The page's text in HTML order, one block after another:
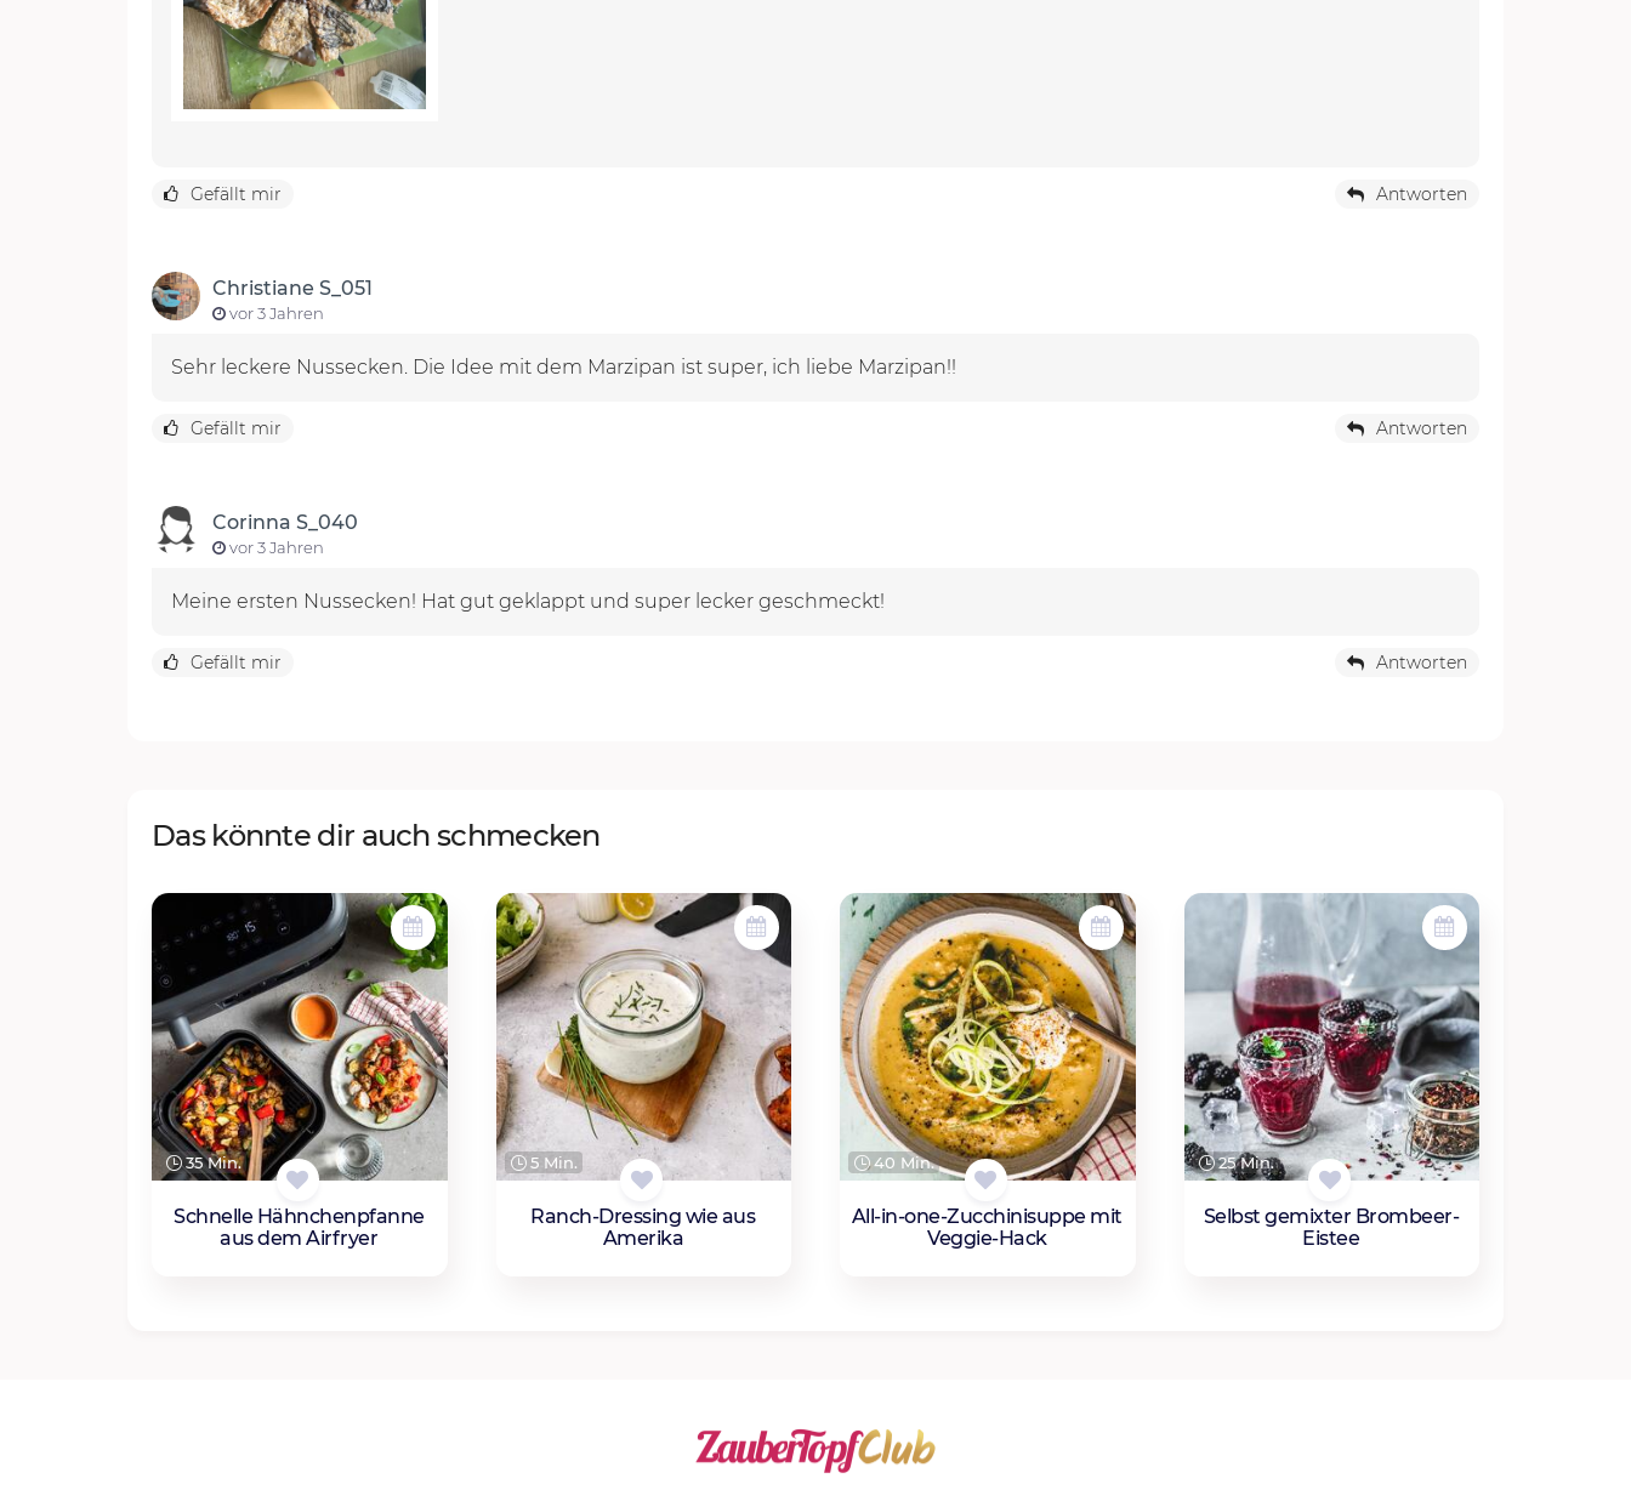
Gefällt mir Antworten
Christiane S_051
vor 3 Jahren
Sehr leckere Nussecken. Die Idee mit dem Marzipan ist super, ich liebe Marzipan!!
Gefällt mir Antworten
Corinna S_040
vor 3 Jahren
Meine ersten Nussecken! Hat gut geklappt und super lecker geschmeckt!
Gefällt mir Antworten
Das könnte dir auch schmecken
35 Min.
Schnelle Hähnchenpfanne
aus dem Airfryer
5 Min.
Ranch-Dressing wie aus
Amerika
40 Min.
All-in-one-Zucchinisuppe mit
Veggie-Hack
25 Min.
Selbst gemixter Brombeer-
Eistee